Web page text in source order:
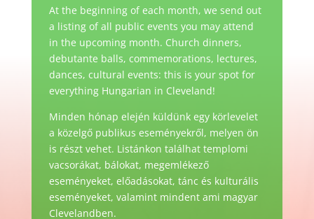
At the beginning of each month, we send out
a listing of all public events you may attend
in the upcoming month. Church dinners,
debutante balls, commemorations, lectures,
dances, cultural events: this is your spot for
everything Hungarian in Cleveland!
Minden hónap elején küldünk egy körlevelet
a közelgő publikus eseményekről, melyen ön
is részt vehet. Listánkon találhat templomi
vacsorákat, bálokat, megemlékező
eseményeket, előadásokat, tánc és kulturális
eseményeket, valamint mindent ami magyar
Clevelandben.